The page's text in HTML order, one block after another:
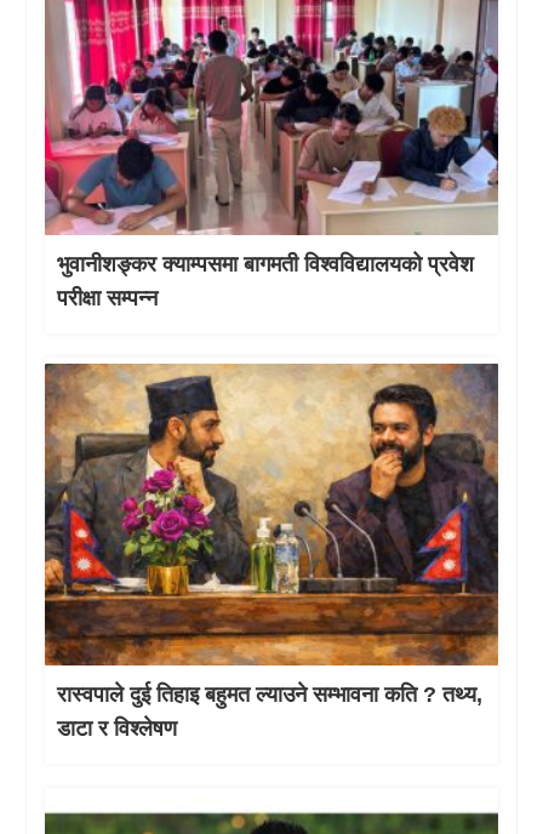
भुवानीशङ्कर क्याम्पसमा बागमती विश्वविद्यालयको प्रवेश
परीक्षा सम्पन्न
रास्वपाले दुई तिहाइ बहुमत ल्याउने सम्भावना कति ? तथ्य,
डाटा र विश्लेषण